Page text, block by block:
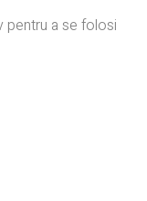
pentru a se folosi